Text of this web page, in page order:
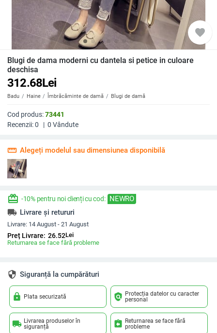
favorite
Blugi de dama moderni cu dantela si petice in culoare
deschisa
312.68Lei
Badu Haine Îmbrăcăminte de damă Blugi de damă
Cod produs:73441
Recenzii:0 | 0 Vândute
straighten Alegeți modelul sau dimensiunea disponibilă
redeem -10% pentru noi clienți cu cod: NEWRO
local_shipping Livrare și retururi
Livrare: 14 August - 21 August
Preț Livrare: 26.52Lei
Returnarea se face fără probleme
security Siguranță la cumpărături
lock Plata securizată policy Protecția datelor cu caracter
personal
local_shipping Livrarea produselor în
siguranță
assignment_return Returnarea se face fără
probleme